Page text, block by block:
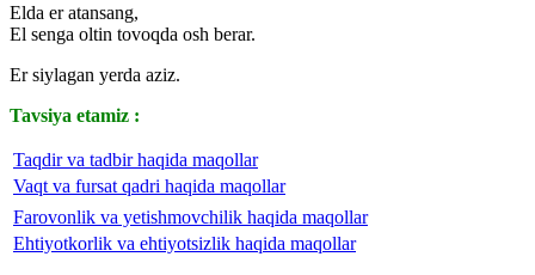
Elda er atansang,
El senga oltin tovoqda osh berar.
Er siylagan yerda aziz.
Tavsiya etamiz :
Taqdir va tadbir haqida maqollar
Vaqt va fursat qadri haqida maqollar
Farovonlik va yetishmovchilik haqida maqollar
Ehtiyotkorlik va ehtiyotsizlik haqida maqollar